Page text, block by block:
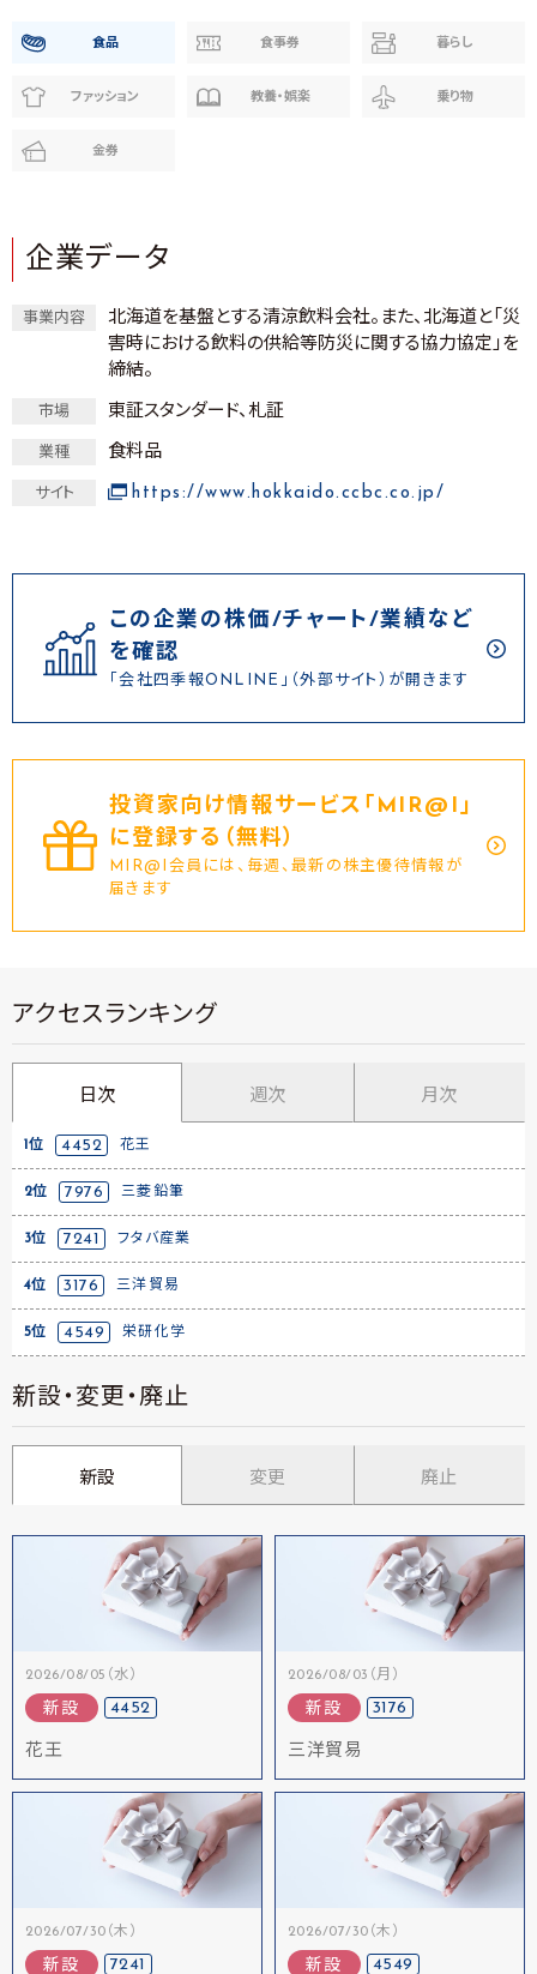
食品 食事券 暮らし
ファッション 教養・娯楽 乗り物
金券
企業データ
事業内容
北海道を基盤とする清涼飲料会社。また、北海道と「災
害時における飲料の供給等防災に関する協力協定」を
締結。
市場 東証スタンダード、札証
業種 食料品
サイト https://www.hokkaido.ccbc.co.jp/
この企業の株価/チャート/業績など
を確認
「会社四季報ONLINE」（外部サイト）が開きます
投資家向け情報サービス｢MIR@I｣
に登録する（無料）
MIR@I会員には、毎週、最新の株主優待情報が
届きます
アクセスランキング
日次 週次 月次
1位 4452 花王
2位 7976 三菱鉛筆
3位 7241 フタバ産業
4位 3176 三洋貿易
5位 4549 栄研化学
新設・変更・廃止
新設 変更 廃止
2026/08/05（水）
新設 4452
花王
2026/08/03（月）
新設 3176
三洋貿易
2026/07/30（木）
新設 7241
2026/07/30（木）
新設 4549